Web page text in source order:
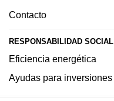
Contacto
RESPONSABILIDAD SOCIAL
Eficiencia energética
Ayudas para inversiones